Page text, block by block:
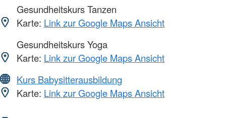
Gesundheitskurs Tanzen
Karte: Link zur Google Maps Ansicht
Gesundheitskurs Yoga
Karte: Link zur Google Maps Ansicht
Kurs Babysitterausbildung
Karte: Link zur Google Maps Ansicht